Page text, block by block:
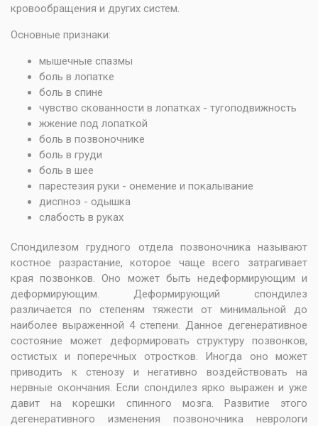
кровообращения и других систем.
Основные признаки:
мышечные спазмы
боль в лопатке
боль в спине
чувство скованности в лопатках - тугоподвижность
жжение под лопаткой
боль в позвоночнике
боль в груди
боль в шее
парестезия руки - онемение и покалывание
диспноэ - одышка
слабость в руках
Спондилезом грудного отдела позвоночника называют
костное разрастание, которое чаще всего затрагивает
края позвонков. Оно может быть недеформирующим и
деформирующим. Деформирующий спондилез
различается по степеням тяжести от минимальной до
наиболее выраженной 4 степени. Данное дегенеративное
состояние может деформировать структуру позвонков,
остистых и поперечных отростков. Иногда оно может
приводить к стенозу и негативно воздействовать на
нервные окончания. Если спондилез ярко выражен и уже
давит на корешки спинного мозга. Развитие этого
дегенеративного изменения позвоночника неврологи